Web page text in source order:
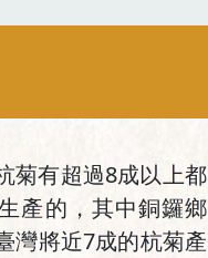
菊有超過8成以上都
產的，其中銅鑼鄉
灣將近7成的杭菊產